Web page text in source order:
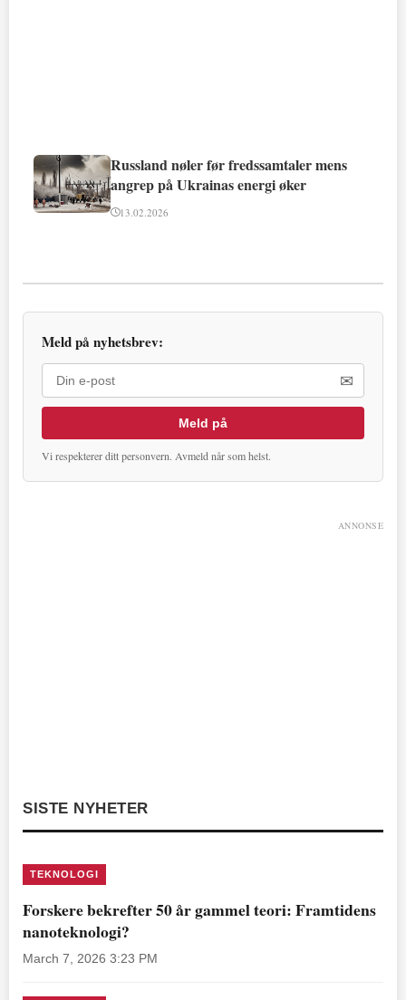
Russland nøler før fredssamtaler mens
angrep på Ukrainas energi øker
13.02.2026
Meld på nyhetsbrev:
✉
Meld på
Vi respekterer ditt personvern. Avmeld når som helst.
ANNONSE
SISTE NYHETER
TEKNOLOGI
Forskere bekrefter 50 år gammel teori: Framtidens
nanoteknologi?
March 7, 2026 3:23 PM